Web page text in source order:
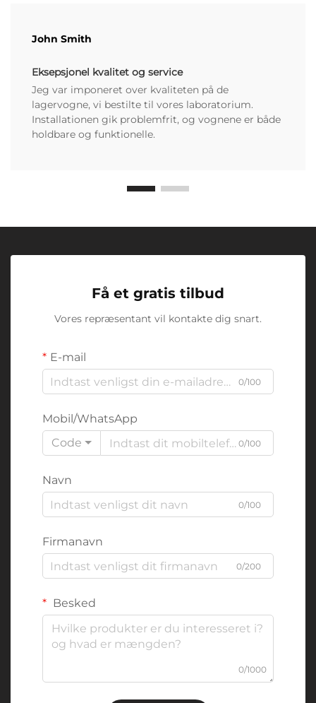
John Smith
Eksepsjonel kvalitet og service
Jeg var imponeret over kvaliteten på de
lagervogne, vi bestilte til vores laboratorium.
Installationen gik problemfrit, og vognene er både
holdbare og funktionelle.
Få et gratis tilbud
Vores repræsentant vil kontakte dig snart.
E-mail
0/100
Mobil/WhatsApp
Code
0/100
Navn
0/100
Firmanavn
0/200
Besked
0/1000